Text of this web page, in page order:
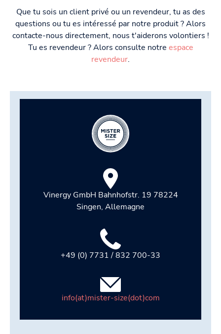
Que tu sois un client privé ou un revendeur, tu as des
questions ou tu es intéressé par notre produit ? Alors
contacte-nous directement, nous t'aiderons volontiers !
Tu es revendeur ? Alors consulte notre espace
revendeur.
Vinergy GmbH Bahnhofstr. 19 78224
Singen, Allemagne
+49 (0) 7731 / 832 700-33
info(at)mister-size(dot)com